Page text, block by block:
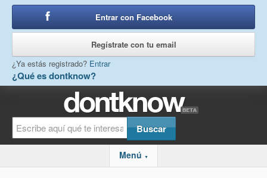
¿Qué es dontknow?
Entrar con Facebook
Regístrate con tu email
¿Ya estás registrado? Entrar
Menú ▼